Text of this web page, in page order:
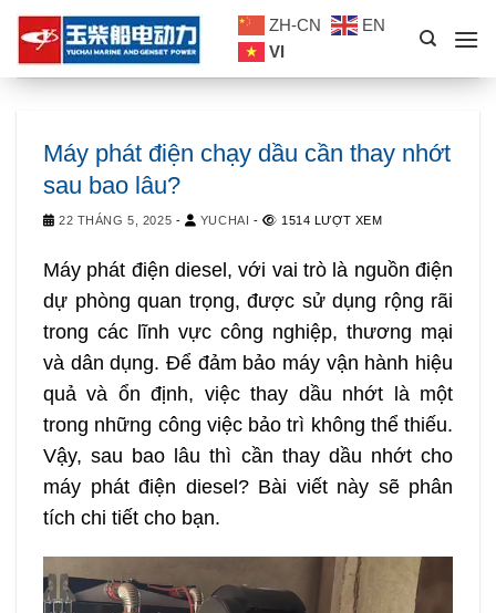
Skip
content
ZH-CN
EN
VI
Máy phát điện chạy dầu cần thay nhớt
sau bao lâu?
22 THÁNG 5, 2025 - YUCHAI - 1514 LƯỢT XEM
Máy phát điện diesel, với vai trò là nguồn điện
dự phòng quan trọng, được sử dụng rộng rãi
trong các lĩnh vực công nghiệp, thương mại
và dân dụng. Để đảm bảo máy vận hành hiệu
quả và ổn định, việc thay dầu nhớt là một
trong những công việc bảo trì không thể thiếu.
Vậy, sau bao lâu thì cần thay dầu nhớt cho
máy phát điện diesel? Bài viết này sẽ phân
tích chi tiết cho bạn.